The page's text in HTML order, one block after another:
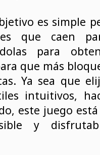
es simple
que caen
para
que más
Ya sea que
intuitivos,
este juego
y